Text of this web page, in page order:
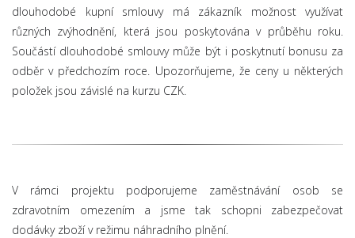
dlouhodobé kupní smlouvy má zákazník možnost využívat
různých zvýhodnění, která jsou poskytována v průběhu roku.
Součástí dlouhodobé smlouvy může být i poskytnutí bonusu za
odběr v předchozím roce. Upozorňujeme, že ceny u některých
položek jsou závislé na kurzu CZK.
V rámci projektu podporujeme zaměstnávání osob se
zdravotním omezením a jsme tak schopni zabezpečovat
dodávky zboží v režimu náhradního plnění.